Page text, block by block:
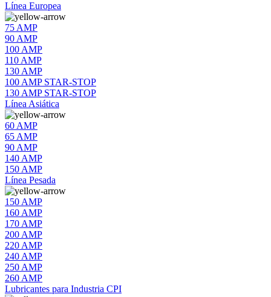
Línea Europea
75 AMP
90 AMP
100 AMP
110 AMP
130 AMP
100 AMP STAR-STOP
130 AMP STAR-STOP
Línea Asiática
60 AMP
65 AMP
90 AMP
140 AMP
150 AMP
Línea Pesada
150 AMP
160 AMP
170 AMP
200 AMP
220 AMP
240 AMP
250 AMP
260 AMP
Lubricantes para Industria CPI